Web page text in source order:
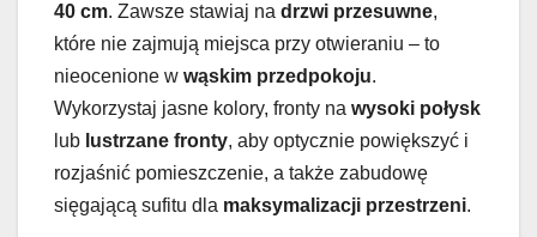
40 cm. Zawsze stawiaj na drzwi przesuwne,
które nie zajmują miejsca przy otwieraniu – to
nieocenione w wąskim przedpokoju.
Wykorzystaj jasne kolory, fronty na wysoki połysk
lub lustrzane fronty, aby optycznie powiększyć i
rozjaśnić pomieszczenie, a także zabudowę
sięgającą sufitu dla maksymalizacji przestrzeni.